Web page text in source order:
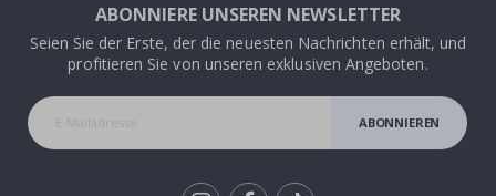
ABONNIERE UNSEREN NEWSLETTER
Seien Sie der Erste, der die neuesten Nachrichten erhält, und
profitieren Sie von unseren exklusiven Angeboten.
ABONNIEREN